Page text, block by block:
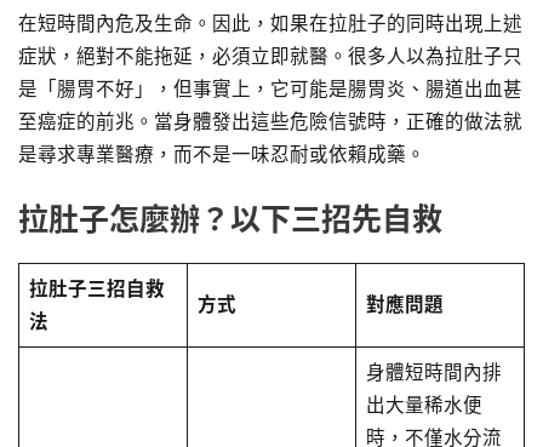
在短時間內危及生命。因此，如果在拉肚子的同時出現上述
症狀，絕對不能拖延，必須立即就醫。很多人以為拉肚子只
是「腸胃不好」，但事實上，它可能是腸胃炎、腸道出血甚
至癌症的前兆。當身體發出這些危險信號時，正確的做法就
是尋求專業醫療，而不是一味忍耐或依賴成藥。
拉肚子怎麼辦？以下三招先自救
拉肚子三招自救
法
方式 對應問題
身體短時間內排
出大量稀水便
時，不僅水分流